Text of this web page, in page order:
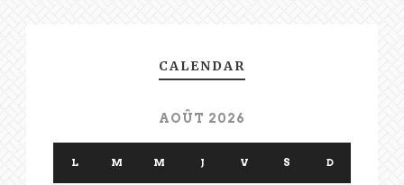
CALENDAR
AOÛT 2026
L M M J V S D